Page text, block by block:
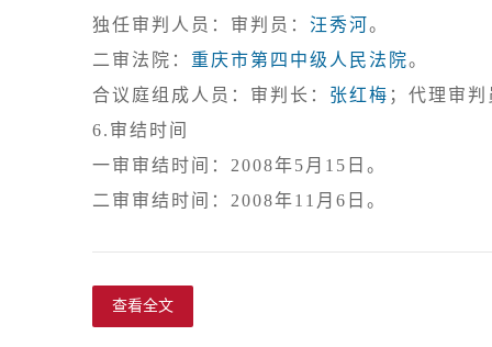
独任审判人员：审判员： 汪秀河。
二审法院： 重庆市第四中级人民法院。
合议庭组成人员：审判长： 张红梅 ；代理审
6.审结时间
一审审结时间：2008年5月15日。
查看全文